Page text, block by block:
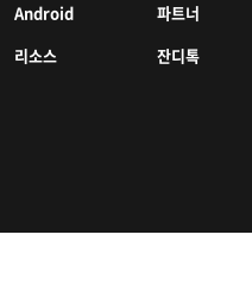
Android
리소스
파트너
잔디톡